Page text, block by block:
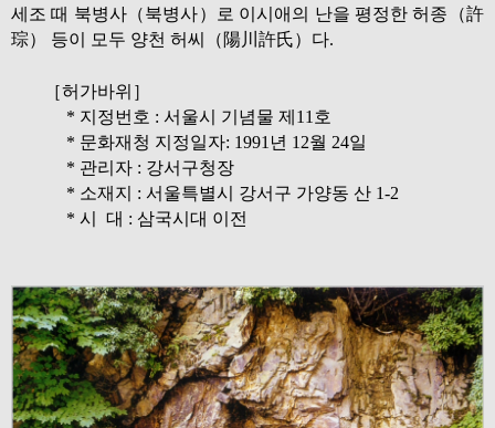
세조 때 북병사（북병사）로 이시애의 난을 평정한 허종（許
琮） 등이 모두 양천 허씨（陽川許氏）다.
［허가바위］
* 지정번호 : 서울시 기념물 제11호
* 문화재청 지정일자: 1991년 12월 24일
* 관리자 : 강서구청장
* 소재지 : 서울특별시 강서구 가양동 산 1-2
* 시 대 : 삼국시대 이전